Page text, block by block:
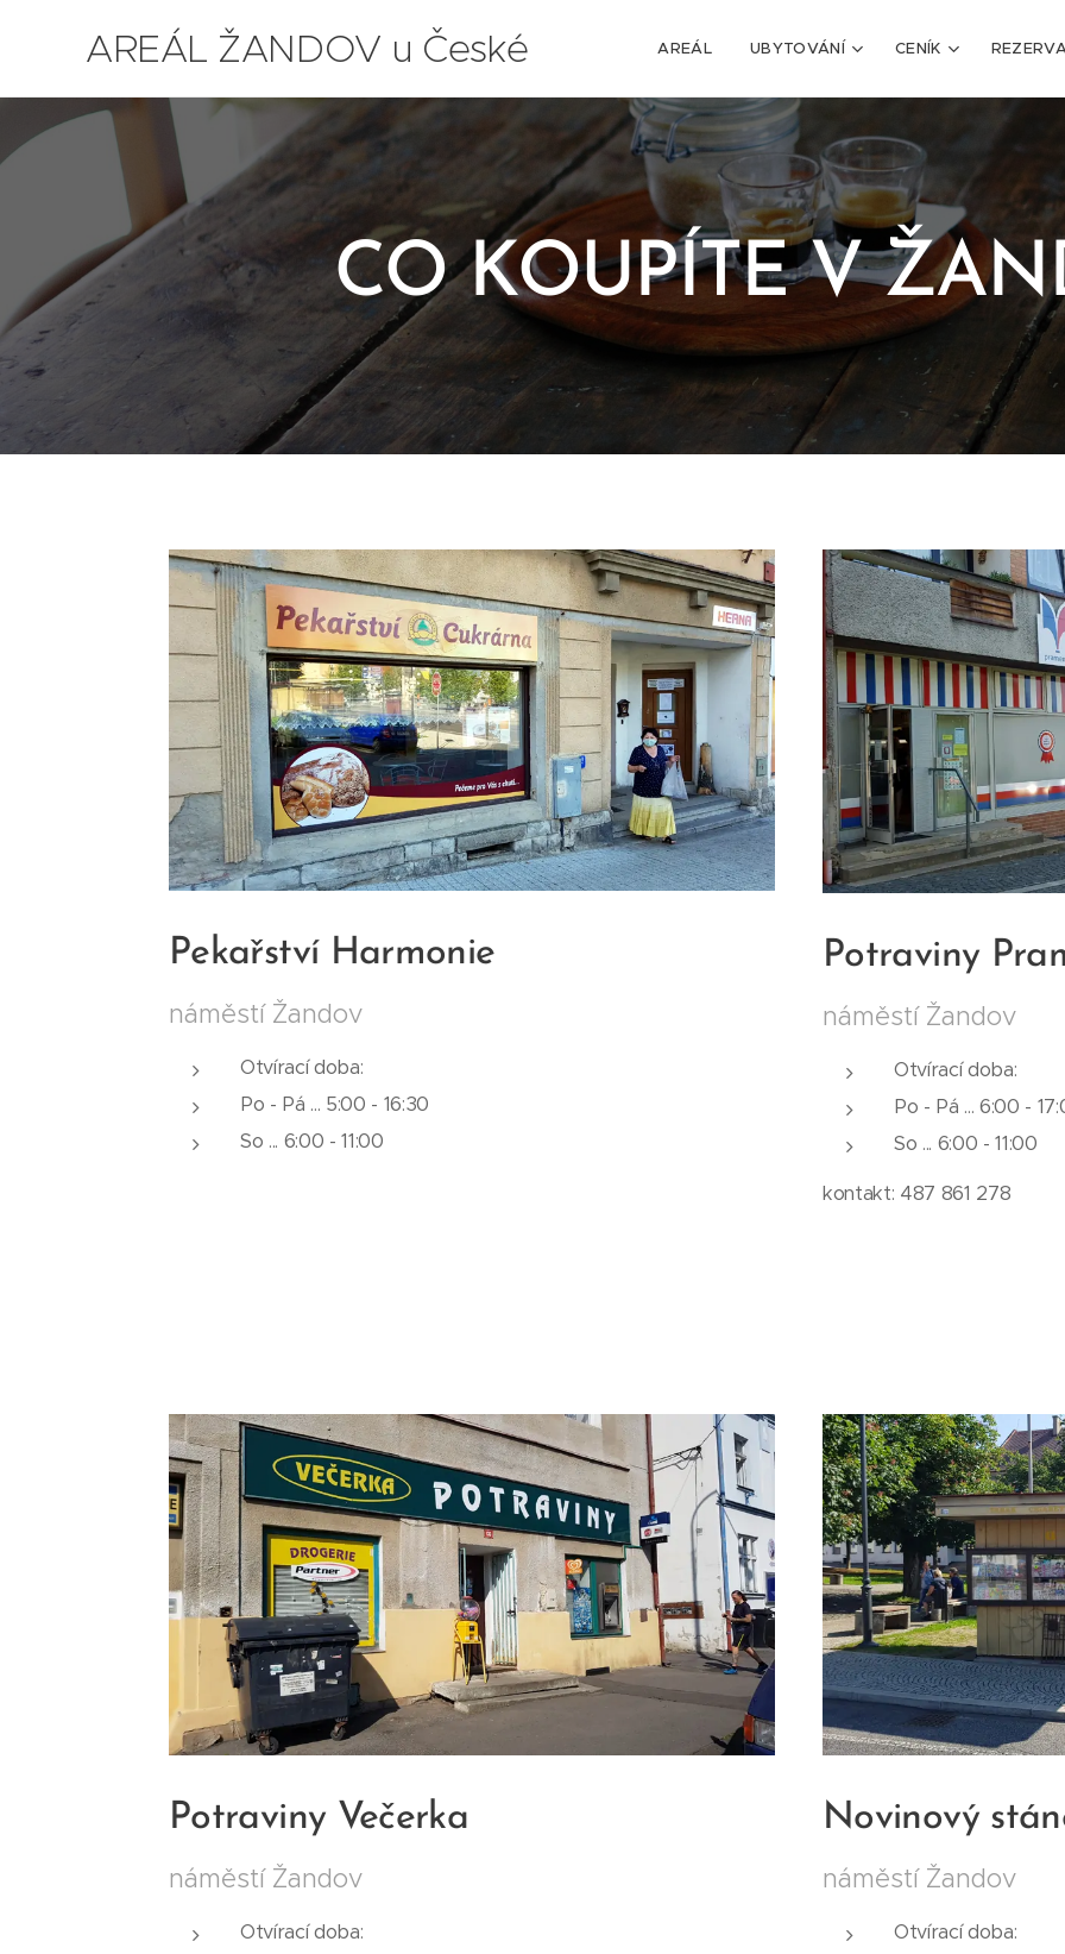
AREÁL ŽANDOV u České
Lípy
AREÁL UBYTOVÁNÍ CENÍK
CO KOUPÍTE V
Pekařství Harmonie
náměstí Žandov
Otvírací doba:
Po - Pá ... 5:00 - 16:30
So ... 6:00 - 11:00
Potraviny
náměstí Žandov
Otvírací doba:
Po - Pá ... 6:00 -
So ... 6:00 - 11:00
kontakt: 487 861 278
Potraviny Večerka
náměstí Žandov
Otvírací doba:
Novinový
náměstí Žandov
Otvírací doba: